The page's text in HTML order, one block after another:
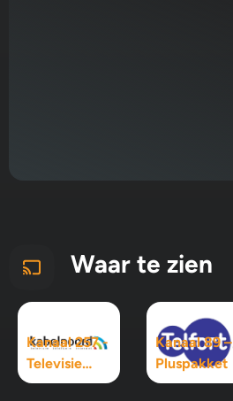
Waar te zien
Kanaal 257 -
Televisie
Maximaal
Kanaal 89 –
Pluspakket